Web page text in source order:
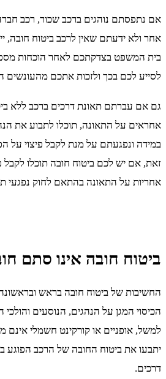
אם נתפסתם נוהגים ברכב שכור, רכב
אחר ולא ידעתם שאין לרכב ביטוח חובה,
בית המשפט בצדקתכם לאחר הוכחות
לסייע לכם בכך ולזכות אתכם מהעונשים
גם אם עברתם תאונת דרכים ברכב ללא
אחראים על התאונה, תוכלו לתבוע את
במידה ונפגעתם על מנת לקבל פיצוי על
זאת, אם יש לכם ביטוח חובה תוכלו לקבל
אחריות על התאונה בהתאם לחוק נפגעי
ביטוח חובה אינו סתם
החשיבות של ביטוח חובה בראש
הכיסוי המגן על הנהגים, הנוסעים והולכי
למשל, אופניים או קורקינט חשמלי אינם
יתבעו את ביטוח החובה של הרכב
דרכים.